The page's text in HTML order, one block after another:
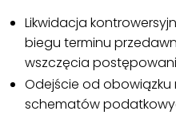
Likwidacja
biegu terminu
wszczęcia
Odejście od
schematów